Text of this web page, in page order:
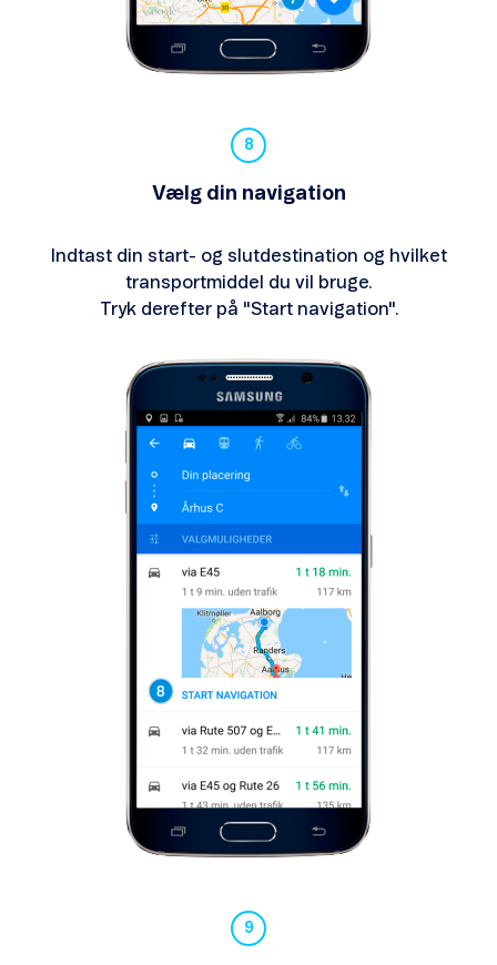
Vælg din navigation
Indtast din start- og slutdestination og hvilket
transportmiddel du vil bruge.
Tryk derefter på "Start navigation".